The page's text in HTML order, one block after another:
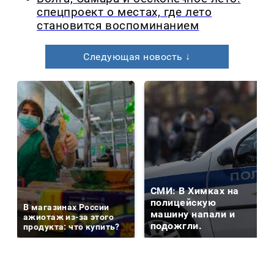
спецпроект о местах, где лето
становится воспоминанием
Следующая новость ↓
В магазинах России
ажиотаж из-за этого
продукта: что купить?
СМИ: В Химках на
полицейскую
машину напали и
подожгли.